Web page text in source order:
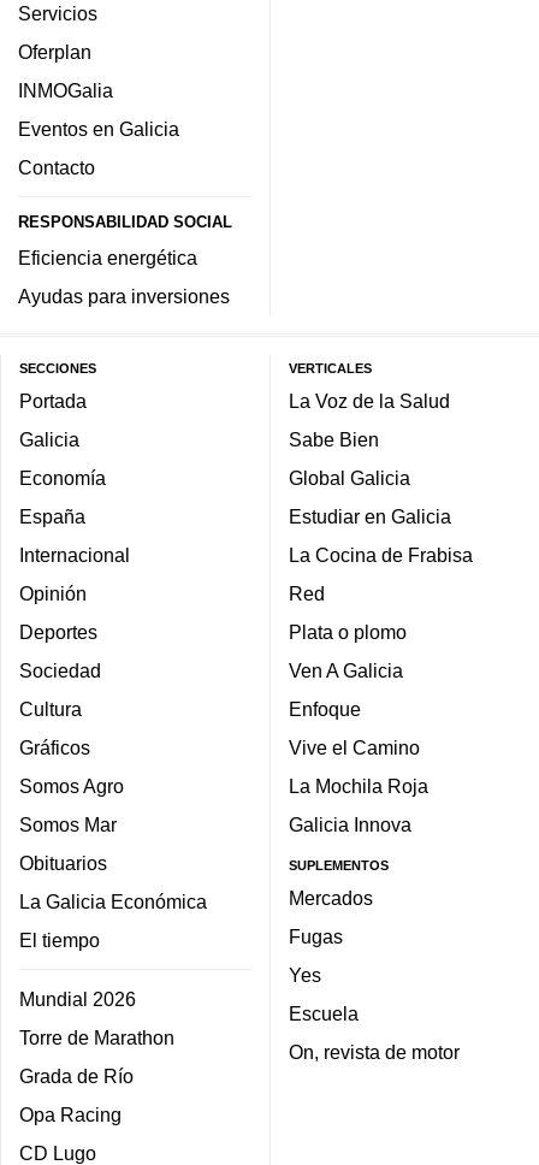
Servicios
Oferplan
INMOGalia
Eventos en Galicia
Contacto
RESPONSABILIDAD SOCIAL
Eficiencia energética
Ayudas para inversiones
SECCIONES
Portada
Galicia
Economía
España
Internacional
Opinión
Deportes
Sociedad
Cultura
Gráficos
Somos Agro
Somos Mar
Obituarios
La Galicia Económica
El tiempo
Mundial 2026
Torre de Marathon
Grada de Río
Opa Racing
CD Lugo
VERTICALES
La Voz de la Salud
Sabe Bien
Global Galicia
Estudiar en Galicia
La Cocina de Frabisa
Red
Plata o plomo
Ven A Galicia
Enfoque
Vive el Camino
La Mochila Roja
Galicia Innova
SUPLEMENTOS
Mercados
Fugas
Yes
Escuela
On, revista de motor